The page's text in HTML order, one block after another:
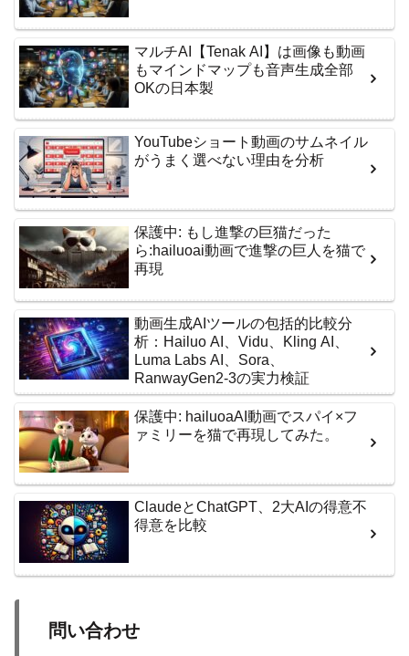
マルチAI【Tenak AI】は画像も動画
もマインドマップも音声生成全部
OKの日本製
YouTubeショート動画のサムネイル
がうまく選べない理由を分析
保護中: もし進撃の巨猫だった
ら:hailuoai動画で進撃の巨人を猫で
再現
動画生成AIツールの包括的比較分
析：Hailuo AI、Vidu、Kling AI、
Luma Labs AI、Sora、
RanwayGen2-3の実力検証
保護中: hailuoaAI動画でスパイ×フ
ァミリーを猫で再現してみた。
ClaudeとChatGPT、2大AIの得意不
得意を比較
問い合わせ